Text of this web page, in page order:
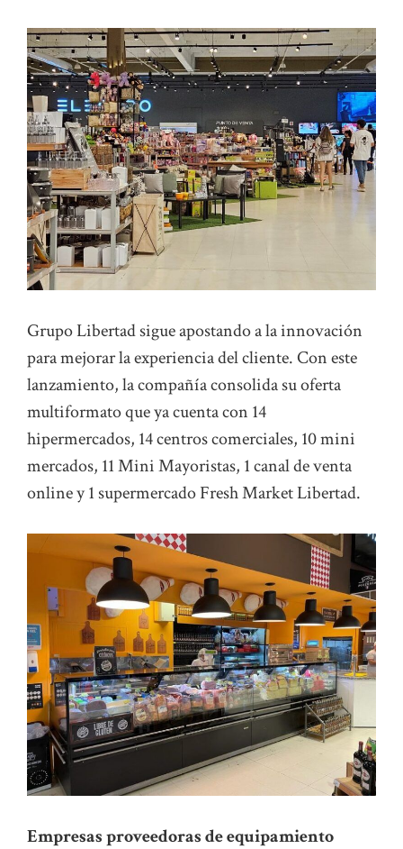
Grupo Libertad sigue apostando a la innovación
para mejorar la experiencia del cliente. Con este
lanzamiento, la compañía consolida su oferta
multiformato que ya cuenta con 14
hipermercados, 14 centros comerciales, 10 mini
mercados, 11 Mini Mayoristas, 1 canal de venta
online y 1 supermercado Fresh Market Libertad.
Empresas proveedoras de equipamiento